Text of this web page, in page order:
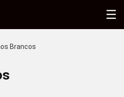
Brancos
☰